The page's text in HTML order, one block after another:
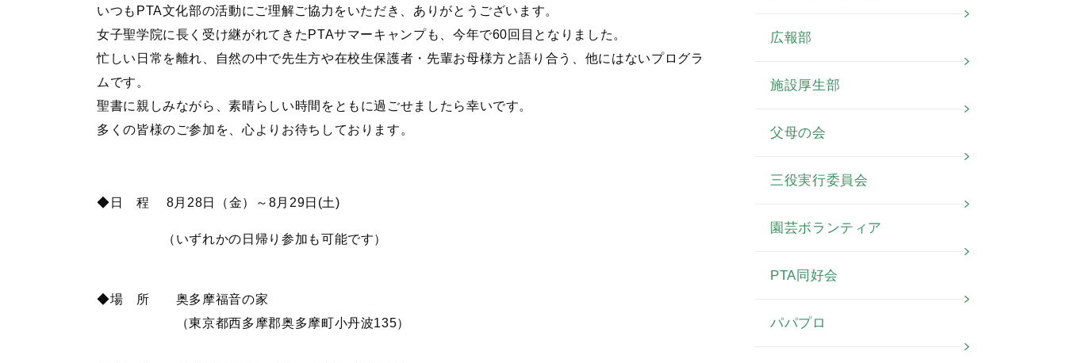
いつもPTA文化部の活動にご理解ご協力をいただき、ありがとうございます。
女子聖学院に長く受け継がれてきたPTAサマーキャンプも、今年で60回目となりました。
忙しい日常を離れ、自然の中で先生方や在校生保護者・先輩お母様方と語り合う、他にはないプログラ
ムです。
聖書に親しみながら、素晴らしい時間をともに過ごせましたら幸いです。
多くの皆様のご参加を、心よりお待ちしております。
◆日 程 8月28日（金）～8月29日(土)
（いずれかの日帰り参加も可能です）
◆場 所 奥多摩福音の家
（東京都西多摩郡奥多摩町小丹波135）
広報部
施設厚生部
父母の会
三役実行委員会
園芸ボランティア
PTA同好会
パパプロ